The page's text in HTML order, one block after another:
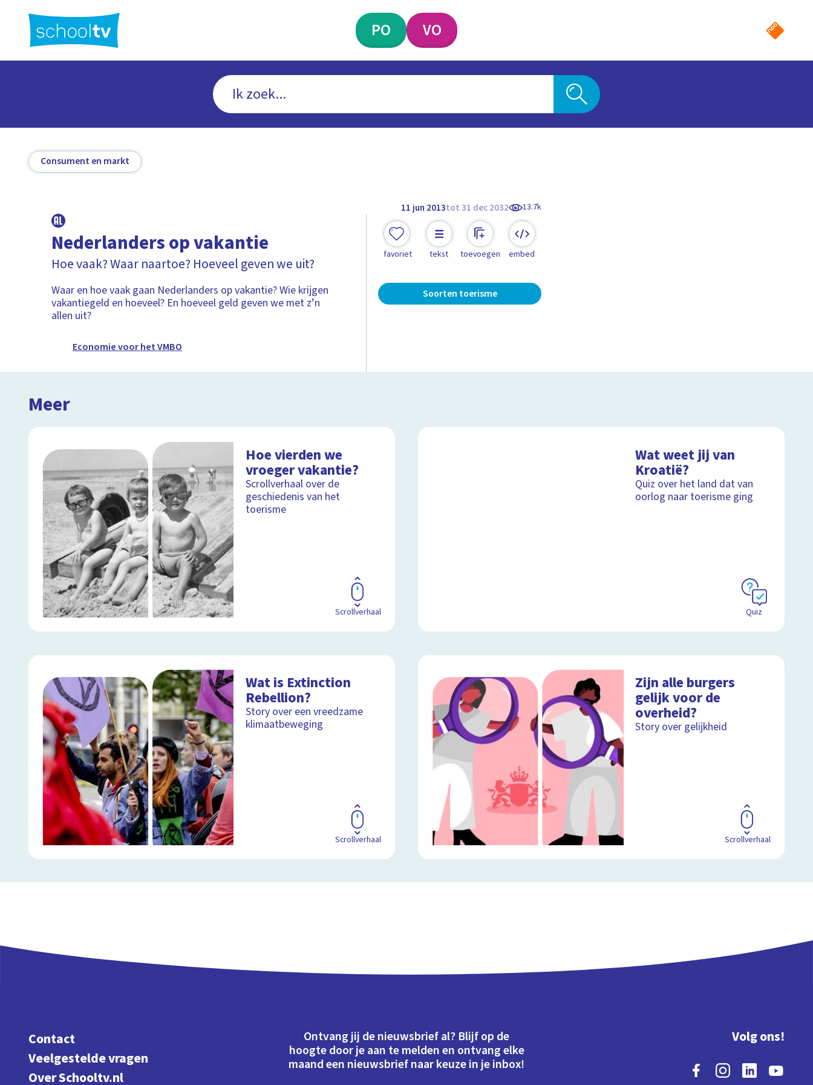
hoofdinhoud
PO VO
Consument en markt
11 jun 2013tot 31 dec 2032 13.7k
Nederlanders op vakantie
Hoe vaak? Waar naartoe? Hoeveel geven we uit?
Waar en hoe vaak gaan Nederlanders op vakantie? Wie krijgen
vakantiegeld en hoeveel? En hoeveel geld geven we met z’n
allen uit?
Economie voor het VMBO
favoriet tekst toevoegen embed
Soorten toerisme
Meer
Hoe vierden we
vroeger vakantie?
Scrollverhaal over de
geschiedenis van het
toerisme
Scrollverhaal
Wat weet jij van
Kroatië?
Quiz over het land dat van
oorlog naar toerisme ging
Quiz
Wat is Extinction
Rebellion?
Story over een vreedzame
klimaatbeweging
Scrollverhaal
Zijn alle burgers
gelijk voor de
overheid?
Story over gelijkheid
Scrollverhaal
Contact
Veelgestelde vragen
Over Schooltv.nl
Ontvang jij de nieuwsbrief al? Blijf op de
hoogte door je aan te melden en ontvang elke
maand een nieuwsbrief naar keuze in je inbox!
Volg ons!